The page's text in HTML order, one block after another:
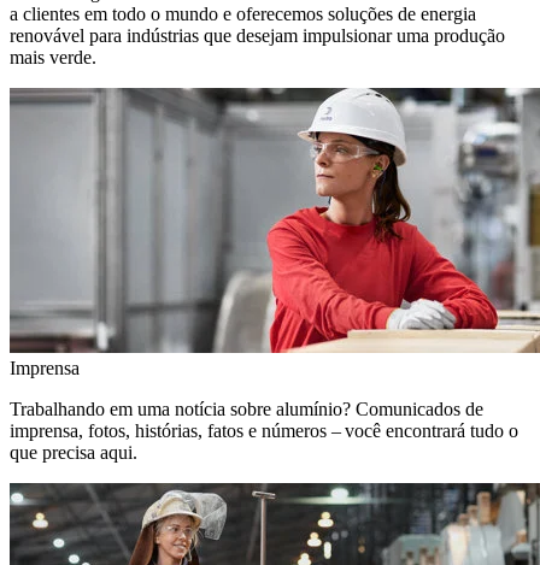
a clientes em todo o mundo e oferecemos soluções de energia
renovável para indústrias que desejam impulsionar uma produção
mais verde.
Imprensa
Trabalhando em uma notícia sobre alumínio? Comunicados de
imprensa, fotos, histórias, fatos e números – você encontrará tudo o
que precisa aqui.